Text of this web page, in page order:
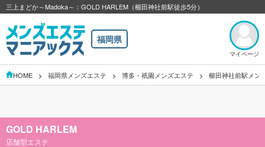
三上まどか～Madoka～：GOLD HARLEM（櫛田神社前駅徒歩5分）
福岡県
マイページ
HOME 福岡県メンズエステ 博多・祇園メンズエステ 櫛田神社前駅メン
GOLD HARLEM
店舗型エステ